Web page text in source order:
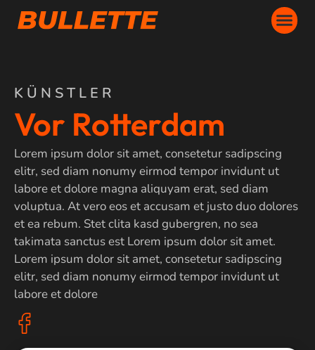
KÜNSTLER
Vor Rotterdam
Lorem ipsum dolor sit amet, consetetur sadipscing
elitr, sed diam nonumy eirmod tempor invidunt ut
labore et dolore magna aliquyam erat, sed diam
voluptua. At vero eos et accusam et justo duo dolores
et ea rebum. Stet clita kasd gubergren, no sea
takimata sanctus est Lorem ipsum dolor sit amet.
Lorem ipsum dolor sit amet, consetetur sadipscing
elitr, sed diam nonumy eirmod tempor invidunt ut
labore et dolore